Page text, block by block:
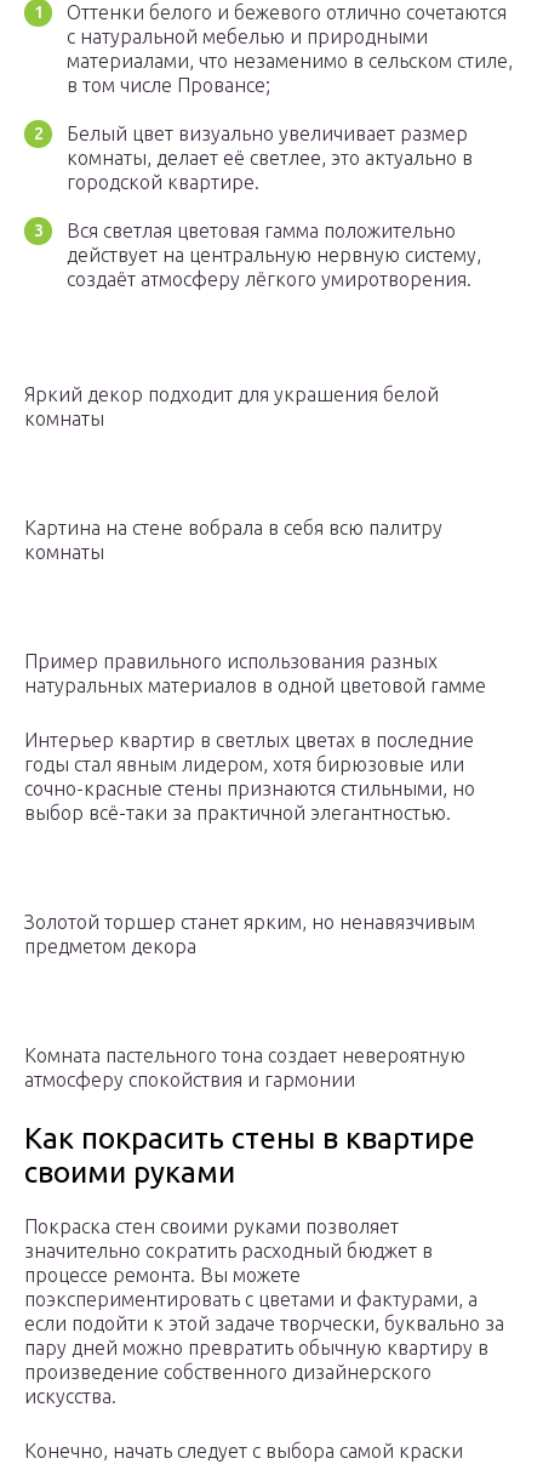
Оттенки белого и бежевого отлично сочетаются
с натуральной мебелью и природными
материалами, что незаменимо в сельском стиле,
в том числе Провансе;
Белый цвет визуально увеличивает размер
комнаты, делает её светлее, это актуально в
городской квартире.
Вся светлая цветовая гамма положительно
действует на центральную нервную систему,
создаёт атмосферу лёгкого умиротворения.
Яркий декор подходит для украшения белой
комнаты
Картина на стене вобрала в себя всю палитру
комнаты
Пример правильного использования разных
натуральных материалов в одной цветовой гамме
Интерьер квартир в светлых цветах в последние
годы стал явным лидером, хотя бирюзовые или
сочно-красные стены признаются стильными, но
выбор всё-таки за практичной элегантностью.
Золотой торшер станет ярким, но ненавязчивым
предметом декора
Комната пастельного тона создает невероятную
атмосферу спокойствия и гармонии
Как покрасить стены в квартире
своими руками
Покраска стен своими руками позволяет
значительно сократить расходный бюджет в
процессе ремонта. Вы можете
поэкспериментировать с цветами и фактурами, а
если подойти к этой задаче творчески, буквально за
пару дней можно превратить обычную квартиру в
произведение собственного дизайнерского
искусства.
Конечно, начать следует с выбора самой краски